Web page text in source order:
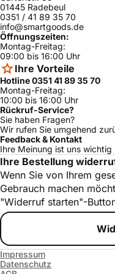
01445 Radebeul
0351 / 41 89 35 70
info@smartgoods.de
Öffnungszeiten:
Montag-Freitag:
09:00 bis 16:00 Uhr
Ihre Vorteile
Hotline 0351 41 89 35 70
Montag-Freitag:
10:00 bis 16:00 Uhr
Rückruf-Service?
Sie haben Fragen?
Wir rufen Sie umgehend
Feedback & Kontakt
Ihre Meinung ist uns wichtig
Ihre Bestellung
Wenn Sie von Ihrem
Gebrauch machen
"Widerruf starten"-
Impressum
Datenschutz